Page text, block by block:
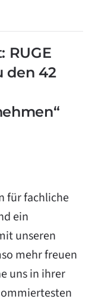
RUGE
den 42
für fachliche
ein
unseren
mehr freuen
uns in ihrer